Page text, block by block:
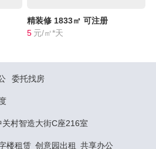
精装修 1833㎡ 可注册
5 元/㎡*天
委托找房
村智造大街C座216室
楼租赁 创意园出租 共享办公